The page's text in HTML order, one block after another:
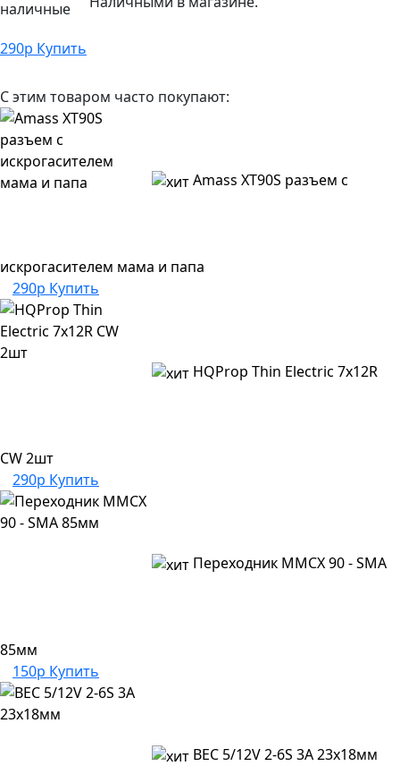
290р Купить
С этим товаром часто покупают:
Amass XT90S разъем с
искрогасителем мама и папа
290р Купить
HQProp Thin Electric 7x12R
CW 2шт
290р Купить
Переходник MMCX 90 - SMA
85мм
150р Купить
BEC 5/12V 2-6S 3A 23х18мм